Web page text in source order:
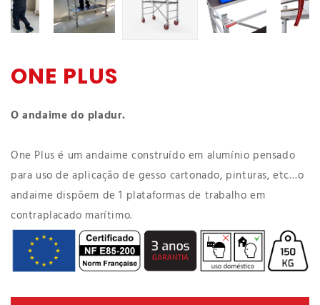
ONE PLUS
O andaime do pladur.
One Plus é um andaime construído em alumínio pensado
para uso de aplicação de gesso cartonado, pinturas, etc…o
andaime dispõem de 1 plataformas de trabalho em
contraplacado marítimo.